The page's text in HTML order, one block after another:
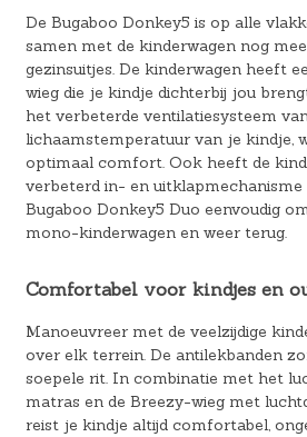
De Bugaboo Donkey5 is op alle
samen met de kinderwagen nog
gezinsuitjes. De kinderwagen heeft
wieg die je kindje dichterbij jou
het verbeterde ventilatiesysteem
lichaamstemperatuur van je kindje,
optimaal comfort. Ook heeft de
verbeterd in- en uitklapmechanisme
Bugaboo Donkey5 Duo eenvoudig
mono-kinderwagen en weer terug.
Comfortabel voor kindjes en
Manoeuvreer met de veelzijdige
over elk terrein. De antilekbanden
soepele rit. In combinatie met het
matras en de Breezy-wieg met
reist je kindje altijd comfortabel,